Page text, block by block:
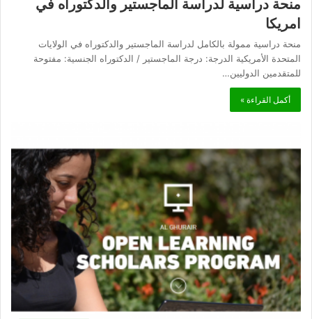
منحة دراسية لدراسة الماجستير والدكتوراه في
امريكا
منحة دراسية ممولة بالكامل لدراسة الماجستير والدكتوراه في الولايات
المتحدة الأمريكية الدرجة: درجة الماجستير / الدكتوراه الجنسية: مفتوحة
للمتقدمين الدوليين…
أكمل القراءة »